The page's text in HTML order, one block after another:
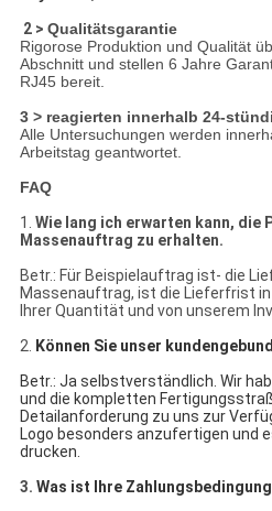
2 > Qualitätsgarantie
Rigorose Produktion und Qualität
Abschnitt und stellen 6 Jahre
RJ45 bereit.
3 > reagierten innerhalb 24-
Alle Untersuchungen werden
Arbeitstag geantwortet.
FAQ
1. Wie lang ich erwarten kann, die
Massenauftrag zu erhalten.
Betr.: Für Beispielauftrag ist- die
Massenauftrag, ist die Lieferfrist in
Ihrer Quantität und von unserem
2. Können Sie unser
Betr.: Ja selbstverständlich. Wir
und die kompletten
Detailanforderung zu uns zur
Logo besonders anzufertigen und
drucken.
3. Was ist Ihre